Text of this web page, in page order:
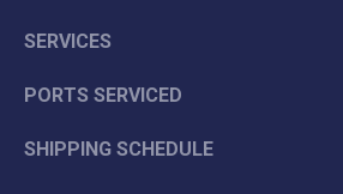
SERVICES
PORTS SERVICED
SHIPPING SCHEDULE